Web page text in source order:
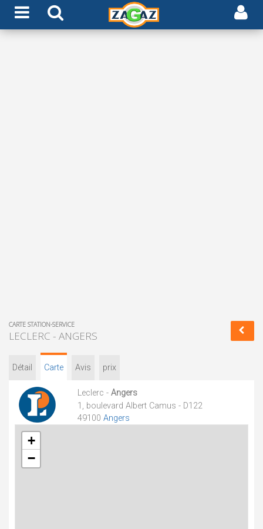
CARTE STATION-SERVICE
LECLERC - ANGERS
Détail Carte Avis prix
Leclerc - Angers
1, boulevard Albert Camus - D122
49100 Angers
+
−